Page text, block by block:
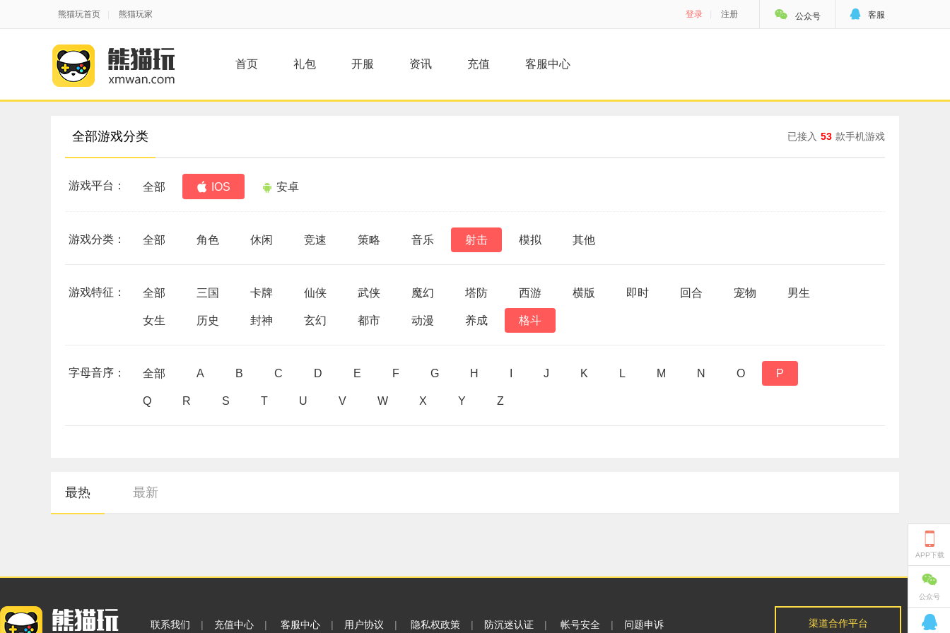
熊猫玩首页 熊猫玩家 登录 注册  公众号  客服
首页 礼包 开服 资讯 充值 客服中心
全部游戏分类 已接入 53 款手机游戏
游戏平台： 全部 IOS 安卓
游戏分类： 全部 角色 休闲 竞速 策略 音乐 射击 模拟 其他
游戏特征： 全部 三国 卡牌 仙侠 武侠 魔幻 塔防 西游 横版 即时 回合 宠物 男生
女生 历史 封神 玄幻 都市 动漫 养成 格斗
字母音序： 全部 A B C D E F G H J K L M N O P
Q R S T U V W X Y Z
最热 最新
联系我们 | 充值中心 | 客服中心 | 用户协议 | 隐私权政策 | 防沉迷认证 | 帐号安全 | 问题申诉 渠道合作平台

APP下载

公众号
